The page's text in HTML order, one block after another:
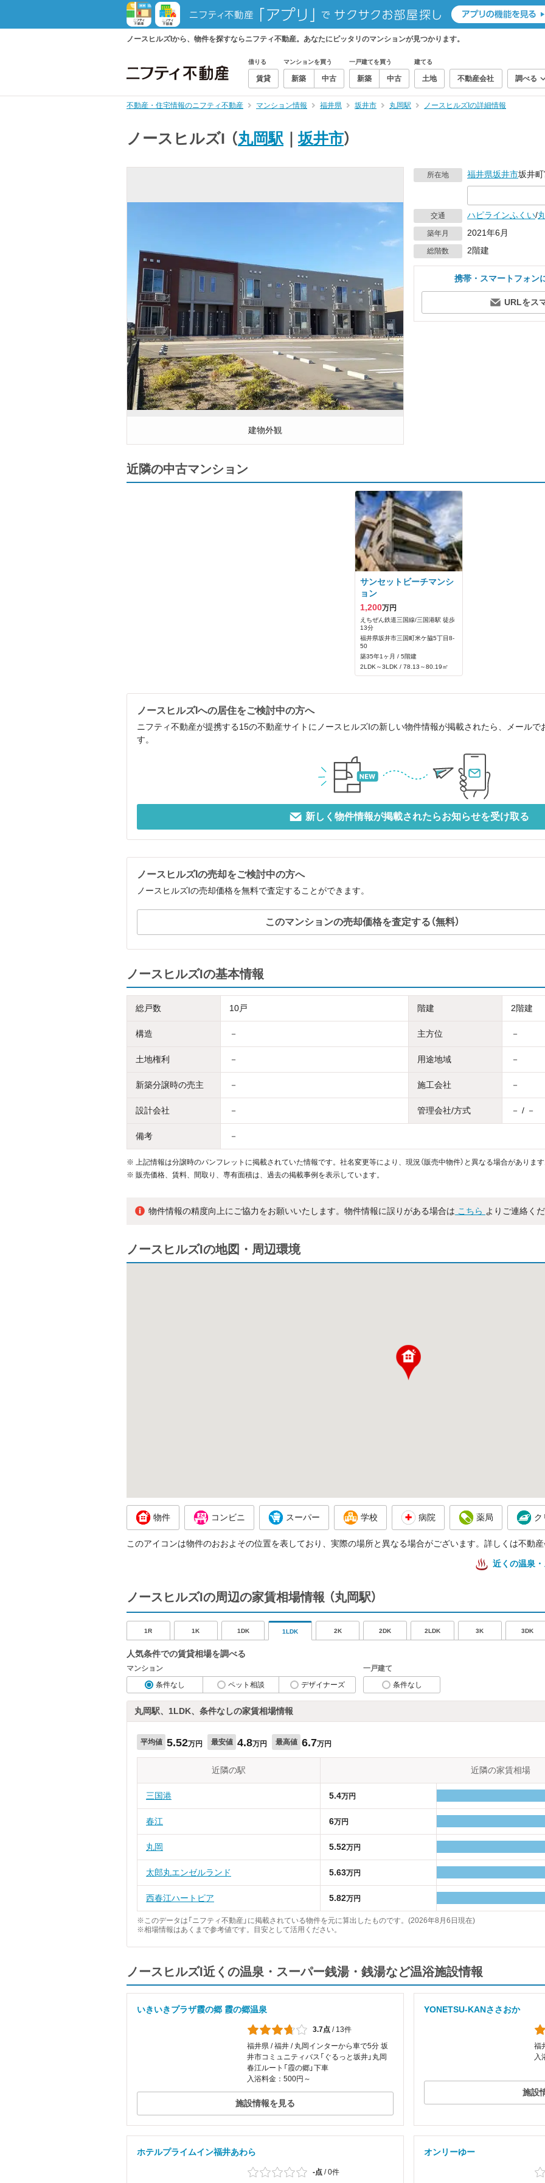
ノースヒルズIから、物件を探すならニフティ不動産。あなたにピッタリのマンションが見つかります。
借りる
賃貸
マンションを買う
新築 中古
一戸建てを買う
新築 中古
建てる
土地 不動産会社 調べる
不動産・住宅情報のニフティ不動産 マンション情報 福井県 坂井市 丸岡駅 ノースヒルズIの詳細情報
ノースヒルズI （丸岡駅 ｜坂井市）
建物外観
所在地 福井県坂井市坂井
交通 ハピラインふくい/
築年月 2021年6月
総階数 2階建
携帯・スマートフォン
URLをス
近隣の中古マンション
サンセットビーチマンシ
ョン
1,200万円
えちぜん鉄道三国線/三国港駅 徒歩
13分
福井県坂井市三国町米ケ脇5丁目8-
50
築35年1ヶ月 / 5階建
2LDK～3LDK / 78.13～80.19㎡
ノースヒルズIへの居住をご検討中の方へ
ニフティ不動産が提携する15の不動産サイトにノースヒルズIの新しい物件情報が掲載されたら、メールで
す。
新しく物件情報が掲載されたらお知らせを受け取る
ノースヒルズIの売却をご検討中の方へ
ノースヒルズIの売却価格を無料で査定することができます。
このマンションの売却価格を査定する（無料）
ノースヒルズIの基本情報
総戸数 10戸 階建 2階建
構造 － 主方位 －
土地権利 － 用途地域 －
新築分譲時の売主 － 施工会社 －
設計会社 － 管理会社/方式 － / －
備考 －
※
上記情報は分譲時のパンフレットに掲載されていた情報です。社名変更等により、現況（販売中物件）と異なる場合があります
※ 販売価格、賃料、間取り、専有面積は、過去の掲載事例を表示しています。
物件情報の精度向上にご協力をお願いいたします。物件情報に誤りがある場合は こちら よりご連絡くだ
ノースヒルズIの地図・周辺環境
物件 コンビニ スーパー 学校 病院 薬局 ク
このアイコンは物件のおおよその位置を表しており、実際の場所と異なる場合がございます。詳しくは不動産
近くの温泉
ノースヒルズIの周辺の家賃相場情報 （丸岡駅）
1R 1K 1DK 1LDK 2K 2DK 2LDK 3K 3DK
人気条件での賃貸相場を調べる
マンション
条件なし
ペット相談 デザイナーズ
一戸建て
条件なし
丸岡駅、1LDK、条件なしの家賃相場情報
平均値 5.52万円 最安値 4.8万円 最高値 6.7万円
近隣の駅 近隣の家賃相場
三国港 5.4万円
春江 6万円
丸岡 5.52万円
太郎丸エンゼルランド 5.63万円
西春江ハートピア 5.82万円
※このデータは「ニフティ不動産」に掲載されている物件を元に算出したものです。(2026年8月6日現在)
※相場情報はあくまで参考値です。目安として活用ください。
ノースヒルズI近くの温泉・スーパー銭湯・銭湯など温浴施設情報
いきいきプラザ霞の郷 霞の郷温泉
3.7点 / 13件
福井県 / 福井 / 丸岡インターから車で5分 坂
井市コミュニティバス「ぐるっと坂井」丸岡
春江ルート「霞の郷」下車
入浴料金：500円～
施設情報を見る
YONETSU-KANささおか
福
入
施設
ホテルプライムイン福井あわら
-点 /0件
オンリーゆー